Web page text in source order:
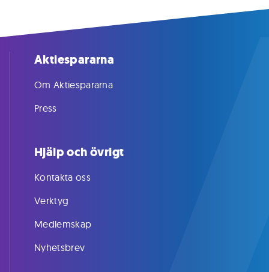
Aktiespararna
Om Aktiespararna
Press
Hjälp och övrigt
Kontakta oss
Verktyg
Medlemskap
Nyhetsbrev